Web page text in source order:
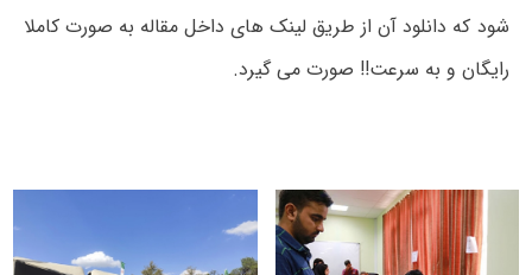
شود که دانلود آن از طریق لینک های داخل مقاله به صورت کاملا
رایگان و به سرعت!! صورت می گیرد.